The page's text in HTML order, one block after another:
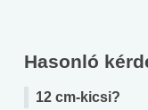
Hasonló
12 cm-kicsi?